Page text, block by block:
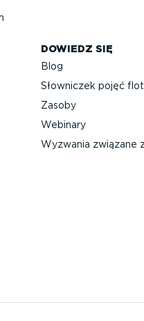
DOWIEDZ SIĘ
Blog
Słowniczek pojęć
Zasoby
Webinary
Wyzwania związane